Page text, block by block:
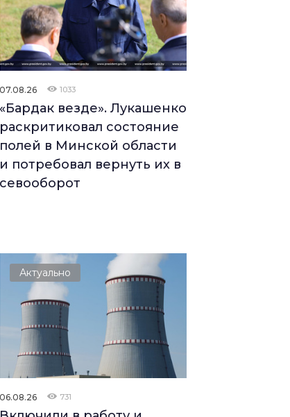
07.08.26 1033
«Бардак везде». Лукашенко
раскритиковал состояние
полей в Минской области
и потребовал вернуть их в
севооборот
Актуально
06.08.26 731